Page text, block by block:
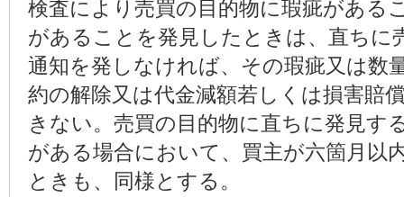
検査により売買の目的物に瑕疵がある
があることを発見したときは、直ちに
通知を発しなければ、その瑕疵又は数
約の解除又は代金減額若しくは損害賠
きない。売買の目的物に直ちに発見す
がある場合において、買主が六箇月以
ときも、同様とする。